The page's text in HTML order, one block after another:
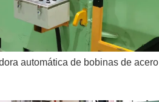
automática de bobinas de acero